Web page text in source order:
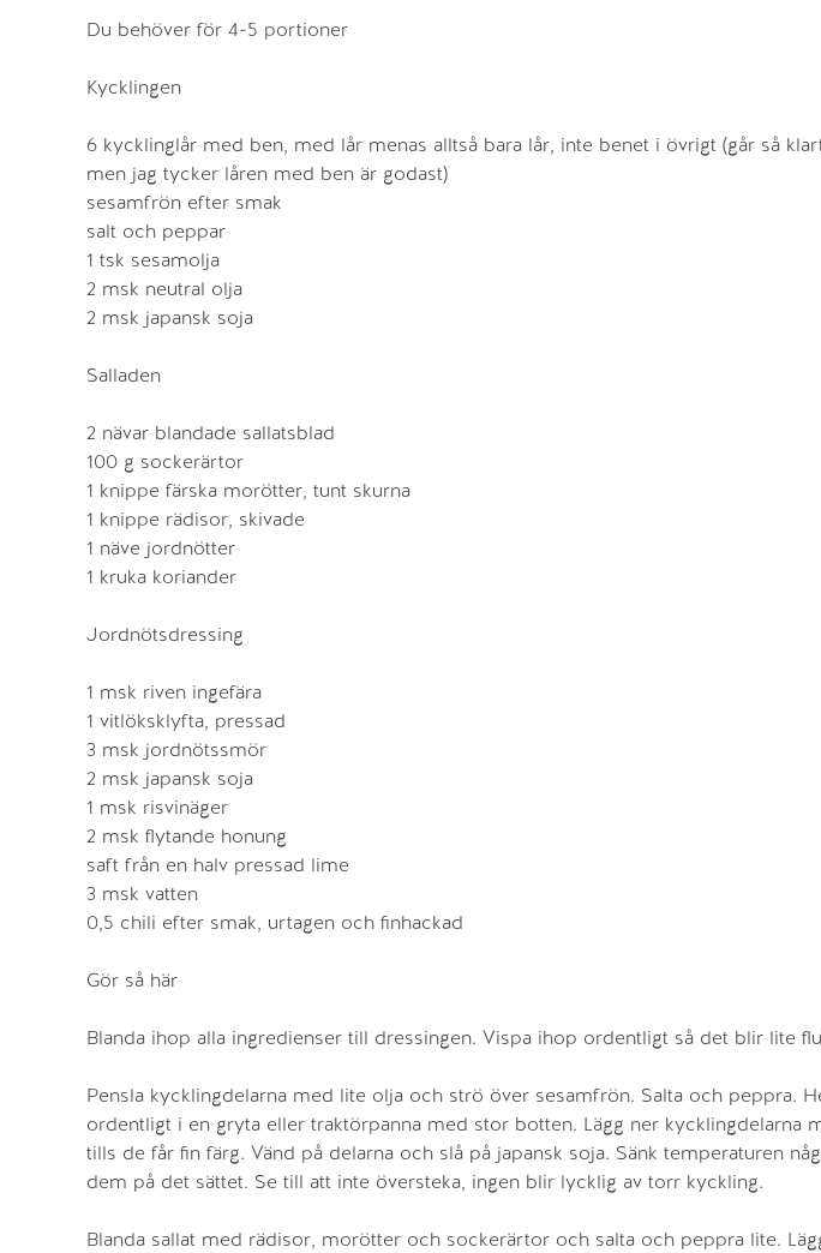
Du behöver för 4-5 portioner
Kycklingen
6 kycklinglår med ben, med lår menas alltså bara lår, inte benet i övrigt (går så
men jag tycker låren med ben är godast)
sesamfrön efter smak
salt och peppar
1 tsk sesamolja
2 msk neutral olja
2 msk japansk soja
Salladen
2 nävar blandade sallatsblad
100 g sockerärtor
1 knippe färska morötter, tunt skurna
1 knippe rädisor, skivade
1 näve jordnötter
1 kruka koriander
Jordnötsdressing
1 msk riven ingefära
1 vitlöksklyfta, pressad
3 msk jordnötssmör
2 msk japansk soja
1 msk risvinäger
2 msk flytande honung
saft från en halv pressad lime
3 msk vatten
0,5 chili efter smak, urtagen och finhackad
Gör så här
Blanda ihop alla ingredienser till dressingen. Vispa ihop ordentligt så det blir lite
Pensla kycklingdelarna med lite olja och strö över sesamfrön. Salta och peppra.
ordentligt i en gryta eller traktörpanna med stor botten. Lägg ner kycklingdelarna
tills de får fin färg. Vänd på delarna och slå på japansk soja. Sänk temperaturen
dem på det sättet. Se till att inte översteka, ingen blir lycklig av torr kyckling.
Blanda sallat med rädisor, morötter och sockerärtor och salta och peppra lite.